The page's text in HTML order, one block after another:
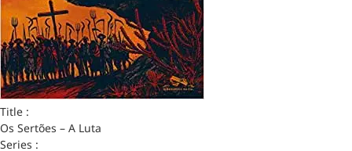
Title :
Os Sertões – A Luta
Series :